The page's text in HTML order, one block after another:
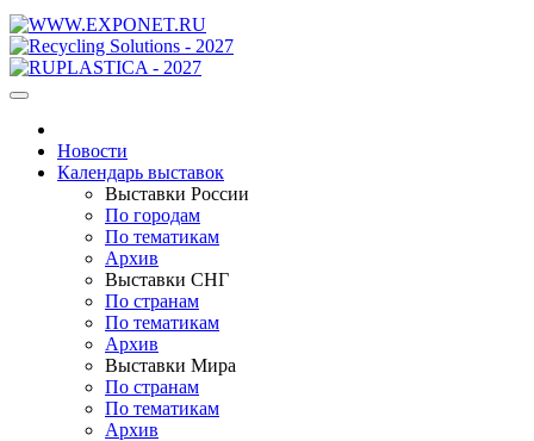
Новости
Календарь выставок
Выставки России
По городам
По тематикам
Архив
Выставки СНГ
По странам
По тематикам
Архив
Выставки Мира
По странам
По тематикам
Архив